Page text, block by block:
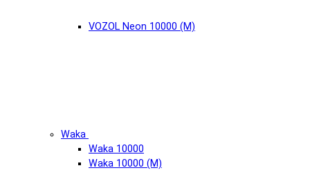
VOZOL Neon 10000 (М)
Waka
Waka 10000
Waka 10000 (М)